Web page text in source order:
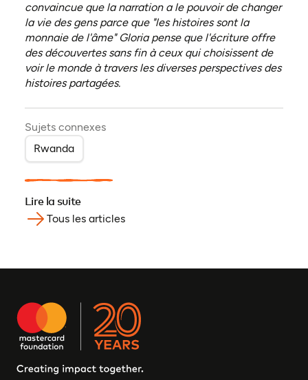
convaincue que la narration a le pouvoir de changer
la vie des gens parce que "les histoires sont la
monnaie de l'âme" Gloria pense que l'écriture offre
des découvertes sans fin à ceux qui choisissent de
voir le monde à travers les diverses perspectives des
histoires partagées.
Sujets connexes
Rwanda
Lire la suite
Tous les articles